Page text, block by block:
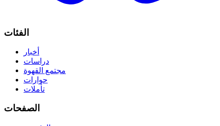
الفئات
أخبار
دراسات
مجتمع القهوة
حوارات
تأملات
الصفحات